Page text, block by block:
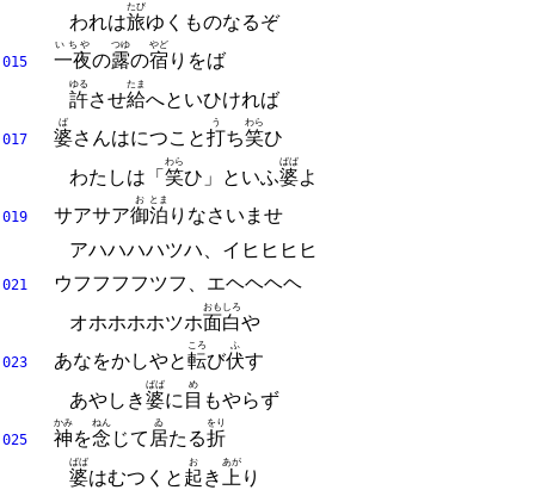
われは旅
たび
ゆくものなるぞ
015 一夜
いちや
の露
つゆ
の宿
やど
りをば
許
ゆる
させ給
たま
へといひければ
017 婆
ば
さんはにつこと打
う
ち笑
わら
ひ
わたしは「 笑
わら
ひ」といふ婆
ばば
よ
019 サアサア御
お
泊
とま
りなさいませ
アハハハハツハ、イヒヒヒヒ
021
ウフフフフツフ、エヘヘヘヘ
オホホホホツホ面白
おもしろ
や
023 あなをかしやと転
ころ
び伏
ふ
す
あやしき婆
ばば
に 目
め
もやらず
025 神
かみ
を念
ねん
じて 居
ゐ
たる折
をり
婆
ばば
はむつくと 起
お
き 上
あが
り